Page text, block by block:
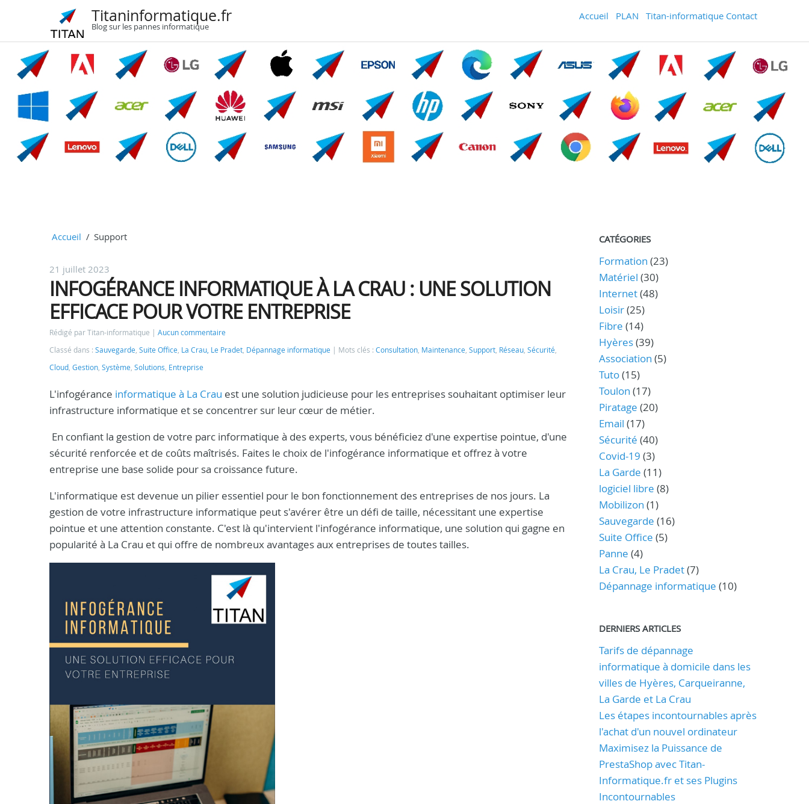
Titaninformatique.fr
Blog sur les pannes informatique
Accueil PLAN Titan-informatique Contact
Accueil Support
21 juillet 2023
INFOGÉRANCE INFORMATIQUE À LA CRAU : UNE SOLUTION
EFFICACE POUR VOTRE ENTREPRISE
Rédigé par Titan-informatique
Aucun commentaire
Classé dans : Sauvegarde, Suite Office, La Crau, Le Pradet, Dépannage informatique Mots clés : Consultation, Maintenance, Support, Réseau, Sécurité,
Cloud, Gestion, Système, Solutions, Entreprise
L'infogérance informatique à La Crau est une solution judicieuse pour les entreprises souhaitant optimiser leur
infrastructure informatique et se concentrer sur leur cœur de métier.
En confiant la gestion de votre parc informatique à des experts, vous bénéficiez d'une expertise pointue, d'une
sécurité renforcée et de coûts maîtrisés. Faites le choix de l'infogérance informatique et offrez à votre
entreprise une base solide pour sa croissance future.
L'informatique est devenue un pilier essentiel pour le bon fonctionnement des entreprises de nos jours. La
gestion de votre infrastructure informatique peut s'avérer être un défi de taille, nécessitant une expertise
pointue et une attention constante. C'est là qu'intervient l'infogérance informatique, une solution qui gagne en
popularité à La Crau et qui offre de nombreux avantages aux entreprises de toutes tailles.
CATÉGORIES
Formation (23)
Matériel (30)
Internet(48)
Loisir(25)
Fibre (14)
Hyères(39)
Association (5)
Tuto(15)
Toulon (17)
Piratage (20)
Email (17)
Sécurité (40)
Covid-19 (3)
La Garde (11)
logiciel libre (8)
Mobilizon (1)
Sauvegarde (16)
Suite Office (5)
Panne (4)
La Crau, Le Pradet(7)
Dépannage informatique (10)
DERNIERS ARTICLES
Tarifs de dépannage
informatique à domicile dans les
villes de Hyères, Carqueiranne,
La Garde et La Crau
Les étapes incontournables après
l'achat d'un nouvel ordinateur
Maximisez la Puissance de
PrestaShop avec Titan-
Informatique.fr et ses Plugins
Incontournables